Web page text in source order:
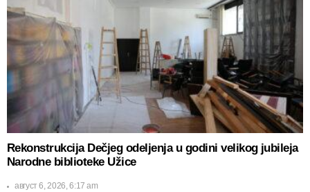
Rekonstrukcija Dečjeg odeljenja u godini velikog jubileja
Narodne biblioteke Užice
август 6, 2026, 6:17 am